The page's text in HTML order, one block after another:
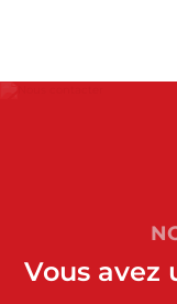
Vous avez